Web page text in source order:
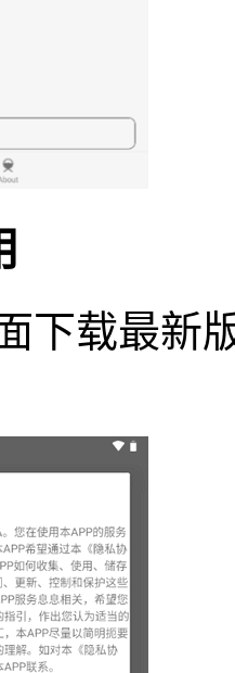
下载最新